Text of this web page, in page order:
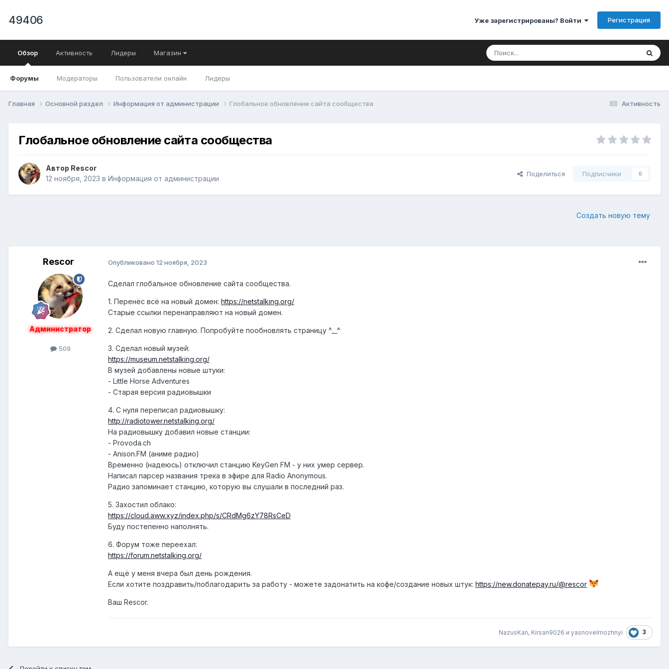
49406 Уже зарегистрированы? Войти Регистрация
Обзор
Форумы Модераторы Пользователи онлайн Лидеры
Активность Лидеры Магазин
Активность
Главная Основной раздел Информация от администрации Глобальное обновление сайта сообщества
Глобальное обновление сайта сообщества
Автор Rescor
12 ноября, 2023 в Информация от администрации
Поделиться Подписчики 0
Создать новую тему
Rescor
Администратор
509
Опубликовано 12 ноября, 2023
Сделал глобальное обновление сайта сообщества.
1. Перенёс всё на новый домен: https://netstalking.org/
Старые ссылки перенаправляют на новый домен.
2. Сделал новую главную. Попробуйте пообновлять страницу ^__^
3. Сделал новый музей:
https://museum.netstalking.org/
В музей добавлены новые штуки:
- Little Horse Adventures
- Старая версия радиовышки
4. С нуля переписал радиовышку:
http://radiotower.netstalking.org/
На радиовышку добавил новые станции:
- Provoda.ch
- Anison.FM (аниме радио)
Временно (надеюсь) отключил станцию KeyGen FM - у них умер сервер.
Написал парсер названия трека в эфире для Radio Anonymous.
Радио запоминает станцию, которую вы слушали в последний раз.
5. Захостил облако:
https://cloud.aww.xyz/index.php/s/CRdMg6zY78RsCeD
Буду постепенно наполнять.
6. Форум тоже переехал:
https://forum.netstalking.org/
А ещё у меня вчера был день рождения.
Если хотите поздравить/поблагодарить за работу - можете задонатить на кофе/создание новых штук: https://new.donatepay.ru/@rescor
Ваш Rescor.
NazusKan, Kirsan9026 и yasnovelmozhnyi 3